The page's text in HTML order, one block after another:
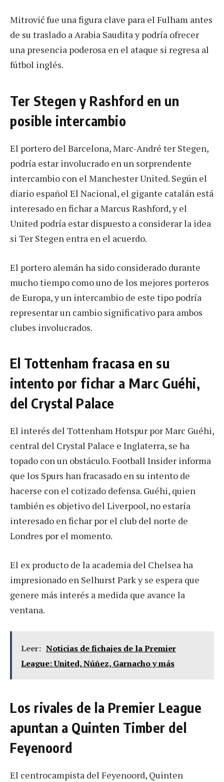
Mitrović fue una figura clave para el Fulham antes
de su traslado a Arabia Saudita y podría ofrecer
una presencia poderosa en el ataque si regresa al
fútbol inglés.
Ter Stegen y Rashford en un
posible intercambio
El portero del Barcelona, Marc-André ter Stegen,
podría estar involucrado en un sorprendente
intercambio con el Manchester United. Según el
diario español El Nacional, el gigante catalán está
interesado en fichar a Marcus Rashford, y el
United podría estar dispuesto a considerar la idea
si Ter Stegen entra en el acuerdo.
El portero alemán ha sido considerado durante
mucho tiempo como uno de los mejores porteros
de Europa, y un intercambio de este tipo podría
representar un cambio significativo para ambos
clubes involucrados.
El Tottenham fracasa en su
intento por fichar a Marc Guéhi,
del Crystal Palace
El interés del Tottenham Hotspur por Marc Guéhi,
central del Crystal Palace e Inglaterra, se ha
topado con un obstáculo. Football Insider informa
que los Spurs han fracasado en su intento de
hacerse con el cotizado defensa. Guéhi, quien
también es objetivo del Liverpool, no estaría
interesado en fichar por el club del norte de
Londres por el momento.
El ex producto de la academia del Chelsea ha
impresionado en Selhurst Park y se espera que
genere más interés a medida que avance la
ventana.
Leer: Noticias de fichajes de la Premier
League: United, Núñez, Garnacho y más
Los rivales de la Premier League
apuntan a Quinten Timber del
Feyenoord
El centrocampista del Feyenoord, Quinten